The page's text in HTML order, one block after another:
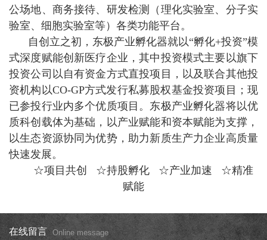
公场地、商务接待、研发检测（理化实验室、分子实
验室、细胞实验室等）各类功能平台。
自创立之初，东极产业孵化器就以“孵化+投资”模
式深度赋能创新医疗企业，其中投资模式主要以旗下
投资公司以自有资金方式直投项目，以及联合其他投
资机构以CO-GP方式发行私募股权基金投资项目；现
已参投行业内多个优质项目。东极产业孵化器将以优
质科创载体为基础，以产业赋能和资本赋能为支撑，
以生态资源协同为优势，助力新质生产力企业高质量
快速发展。
☆项目共创 ☆持股孵化 ☆产业加速 ☆精准
赋能
在线留言 Online message